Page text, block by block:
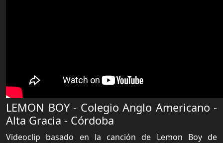
LEMON BOY - Colegio Anglo Americano -
Alta Gracia - Córdoba
Videoclip basado en la canción de Lemon Boy de